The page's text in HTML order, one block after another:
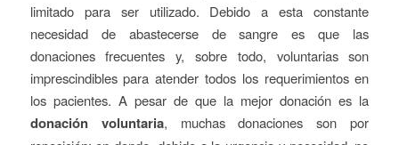
limitado para ser utilizado. Debido a esta constante
necesidad de abastecerse de sangre es que las
donaciones frecuentes y, sobre todo, voluntarias son
imprescindibles para atender todos los requerimientos en
los pacientes. A pesar de que la mejor donación es la
donación voluntaria, muchas donaciones son por